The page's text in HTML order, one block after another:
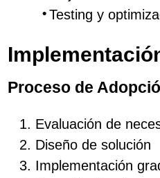
Testing y
Proceso de
Evaluación de
Diseño de solución
Implementación